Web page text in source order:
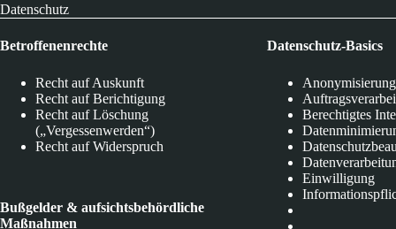
Datenschutz
Betroffenenrechte
Recht auf Auskunft
Recht auf Berichtigung
Recht auf Löschung
(„Vergessenwerden“)
Recht auf Widerspruch
Bußgelder & aufsichtsbehördliche
Maßnahmen
Datenschutz-Basics
Berechtigtes
Einwilligung